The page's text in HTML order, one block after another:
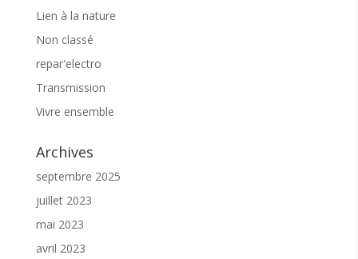
Lien à la nature
Non classé
repar'electro
Transmission
Vivre ensemble
Archives
septembre 2025
juillet 2023
mai 2023
avril 2023